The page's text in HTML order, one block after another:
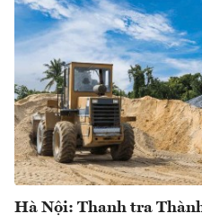
Hà Nội: Thanh tra